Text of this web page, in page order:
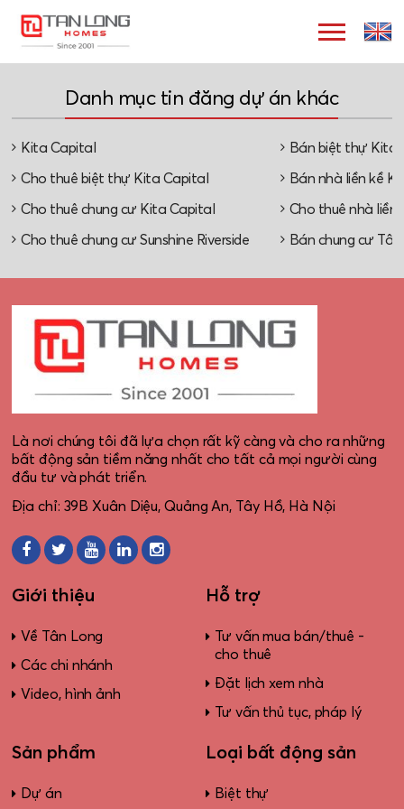
Danh mục tin đăng dự án khác
Kita Capital Bán biệt thự Kita
Cho thuê biệt thự Kita Capital Bán nhà liền kề
Cho thuê chung cư Kita Capital Cho thuê nhà liền
Cho thuê chung cư Sunshine Riverside Bán chung cư Tây
Là nơi chúng tôi đã lựa chọn rất kỹ càng và cho ra những
bất động sản tiềm năng nhất cho tất cả mọi người cùng
đầu tư và phát triển.
Địa chỉ: 39B Xuân Diệu, Quảng An, Tây Hồ, Hà Nội
Giới thiệu
Về Tân Long
Các chi nhánh
Video, hình ảnh
Hỗ trợ
Tư vấn mua bán/thuê -
cho thuê
Đặt lịch xem nhà
Tư vấn thủ tục, pháp lý
Sản phẩm
Dự án
Loại bất động sản
Biệt thự